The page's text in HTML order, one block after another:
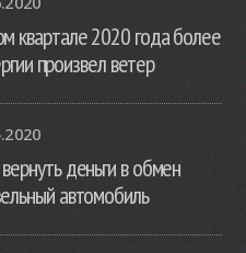
квартале 2020 года более
произвел ветер
деньги в обмен
автомобиль